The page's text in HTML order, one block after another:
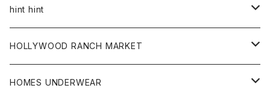
ジャケット
トップス
シャツ
カーディガン
ボトム
グッズ
帽子
hint hint
ストール
HOLLYWOOD RANCH MARKET
アウター
HOMES UNDERWEAR